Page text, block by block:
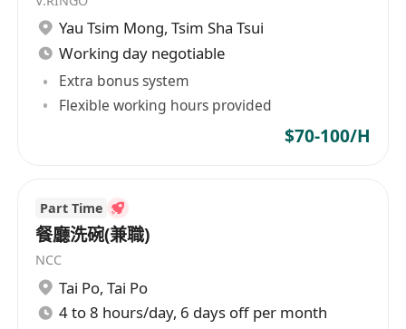
可配合輪班安排，每班次工作時間為上午10:30
至晚上7:30，實際排班將按個人可出勤日與店務
需求協調
持有有效在港工作資格，包括但不限於高才通、
優才通、IANG、受養人簽證或其他合規工作許
Yau Tsim Mong, Tsim Sha Tsui
Working day negotiable
Extra bonus system
Flexible working hours provided
$70-100/H
Part Time
餐廳洗碗(兼職)
NCC
Tai Po, Tai Po
4 to 8 hours/day, 6 days off per month